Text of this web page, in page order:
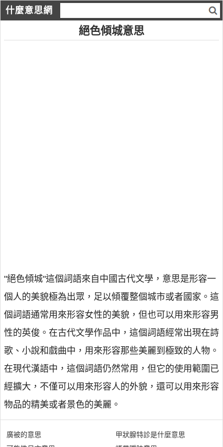
什麼意思網
絕色傾城意思
"絕色傾城"這個詞語來自中國古代文學，意思是形容一
個人的美貌極為出眾，足以傾覆整個城市或者國家。這
個詞語通常用來形容女性的美貌，但也可以用來形容男
性的英俊。在古代文學作品中，這個詞語經常出現在詩
歌、小說和戲曲中，用來形容那些美麗到極致的人物。
在現代漢語中，這個詞語仍然常用，但它的使用範圍已
經擴大，不僅可以用來形容人的外貌，還可以用來形容
物品的精美或者景色的美麗。
廣被的意思
甲狀腺特診是什麼意思